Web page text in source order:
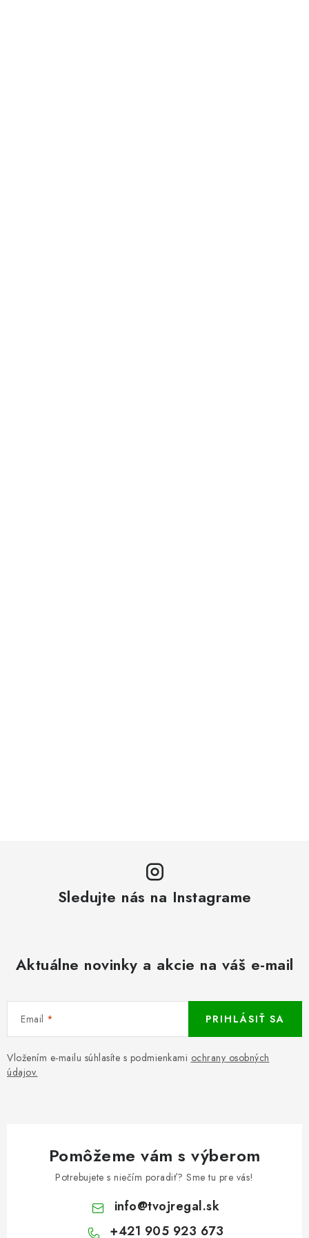
Sledujte nás na Instagrame
Aktuálne novinky a akcie na váš e-mail
Email
Vložením e-mailu súhlasíte s podmienkami ochrany osobných
údajov.
PRIHLÁSIŤ SA
Pomôžeme vám s výberom
Potrebujete s niečím poradiť? Sme tu pre vás!
info@tvojregal.sk
+421 905 923 673